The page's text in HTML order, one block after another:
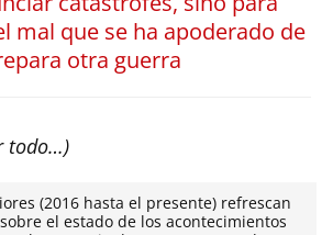
mal que se ha apoderado de
otra guerra
todo…)
(2016 hasta el presente) refrescan
el estado de los acontecimientos